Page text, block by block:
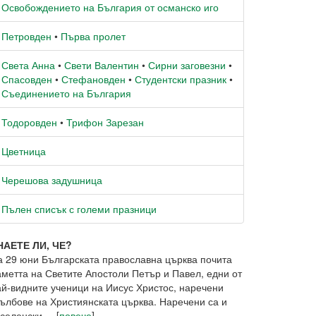
Освобождението на България от османско иго
Петровден • Първа пролет
Света Анна • Свети Валентин • Сирни заговезни •
Спасовден • Стефановден • Студентски празник •
Съединението на България
Тодоровден • Трифон Зарезан
Цветница
Черешова задушница
Пълен списък с големи празници
ЛИ, ЧЕ?
29 юни Българската православна църква почита
на Светите Апостоли Петър и Павел, едни от
видните ученици на Иисус Христос, наречени
на Християнската църква. Наречени са и